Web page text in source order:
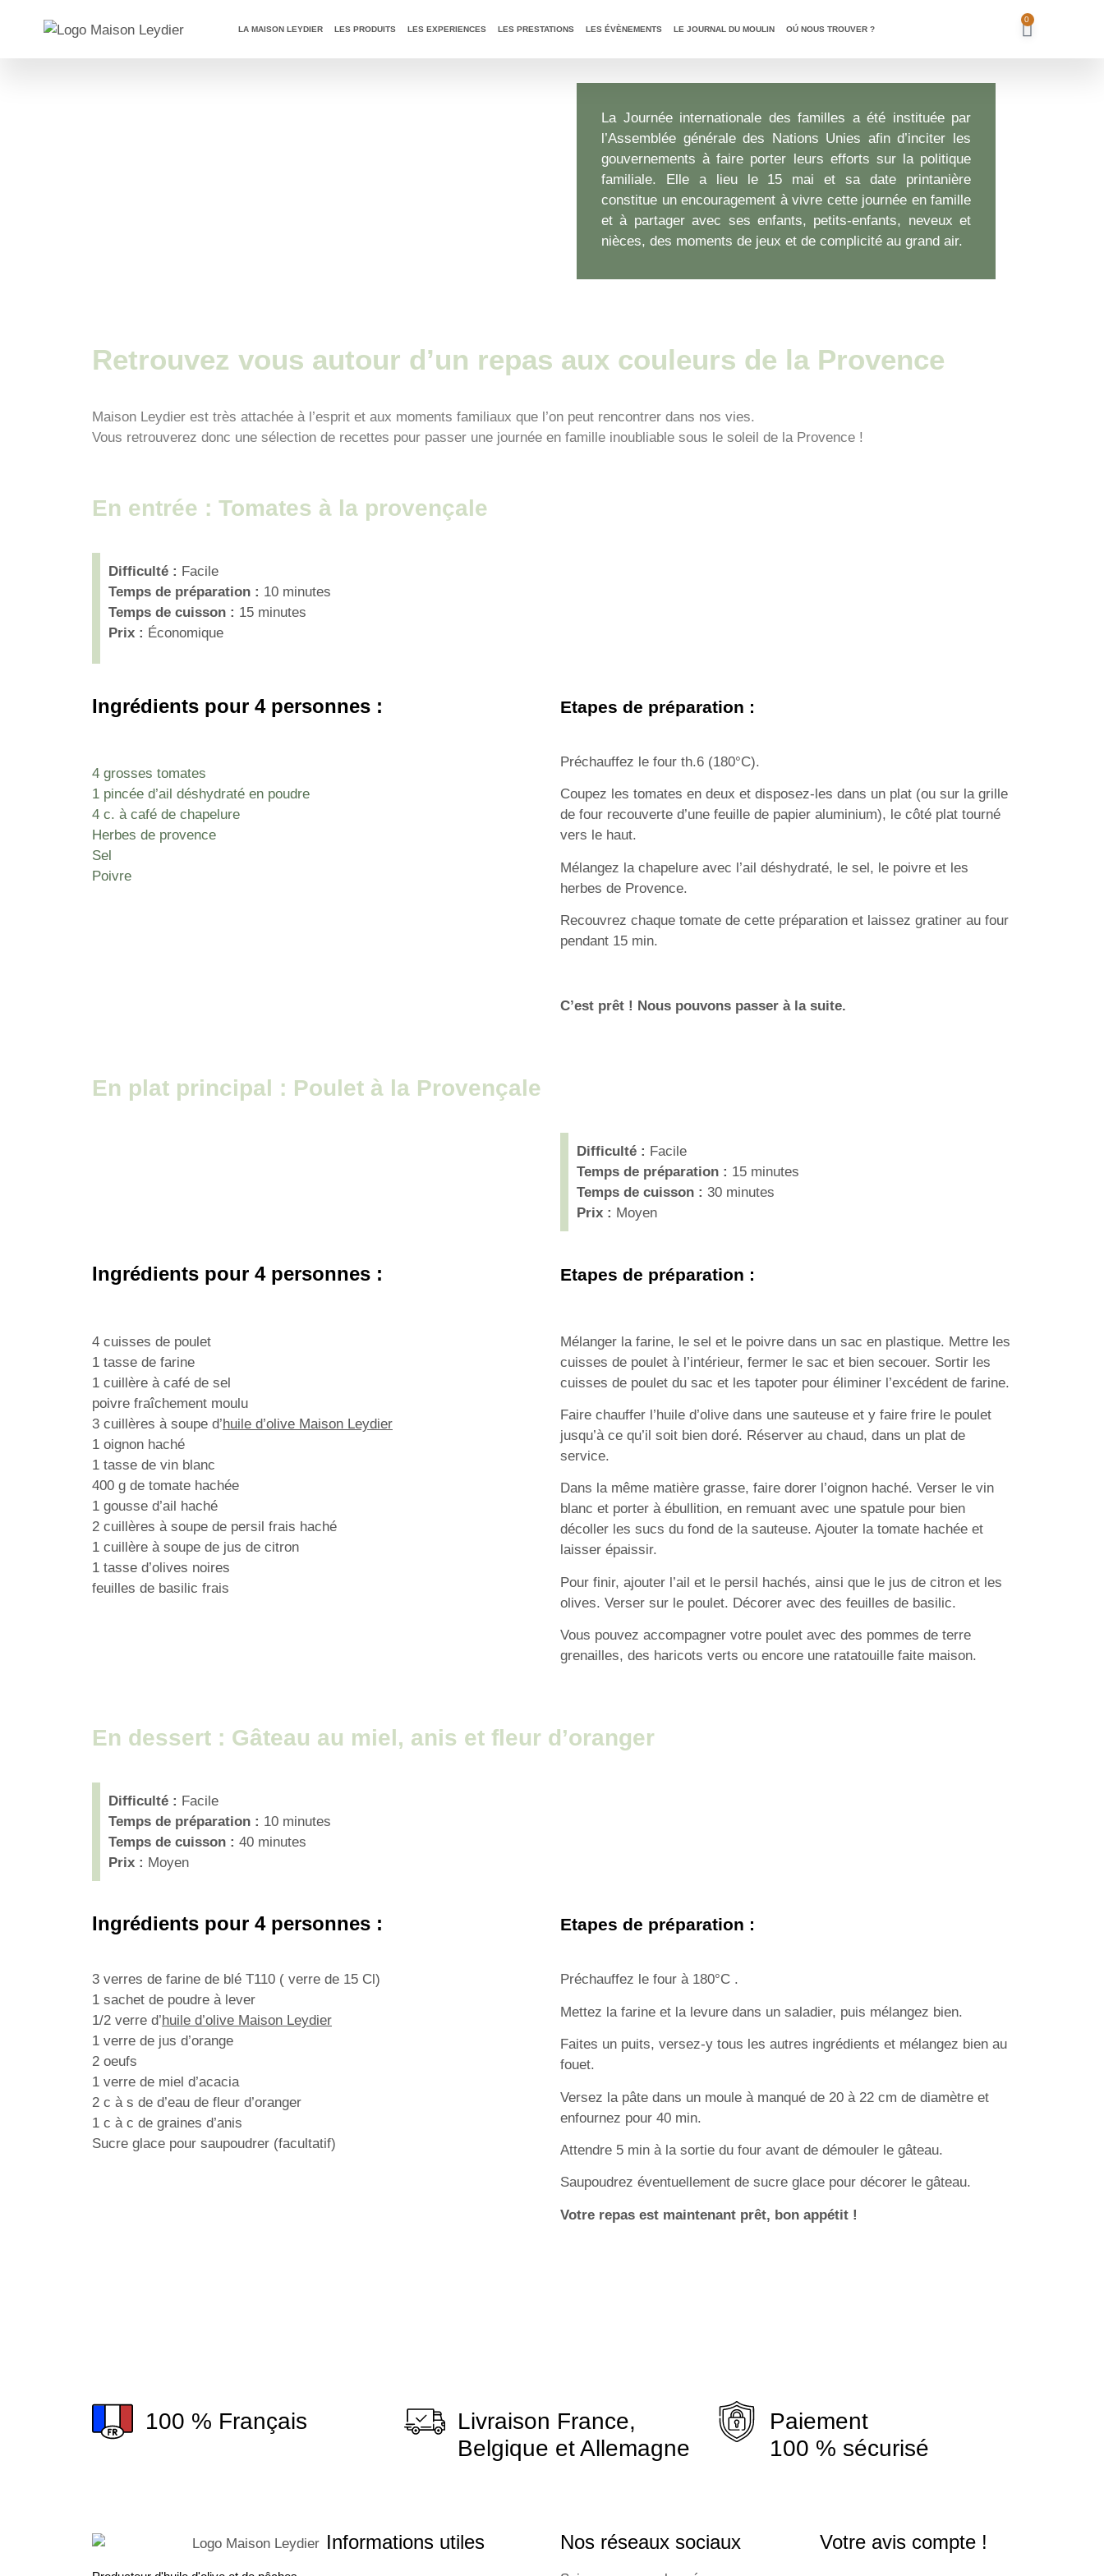
LA MAISON LEYDIER LES PRODUITS LES EXPERIENCES LES PRESTATIONS LES ÉVÈNEMENTS LE JOURNAL DU MOULIN OÚ NOUS TROUVER ?
0
La Journée internationale des familles a été instituée par
l’Assemblée générale des Nations Unies afin d’inciter les
gouvernements à faire porter leurs efforts sur la politique
familiale. Elle a lieu le 15 mai et sa date printanière
constitue un encouragement à vivre cette journée en famille
et à partager avec ses enfants, petits-enfants, neveux et
nièces, des moments de jeux et de complicité au grand air.
Retrouvez vous autour d’un repas aux couleurs de la Provence
Maison Leydier est très attachée à l’esprit et aux moments familiaux que l’on peut rencontrer dans nos vies.
Vous retrouverez donc une sélection de recettes pour passer une journée en famille inoubliable sous le soleil de la Provence !
En entrée : Tomates à la provençale
Difficulté : Facile
Temps de préparation : 10 minutes
Temps de cuisson : 15 minutes
Prix : Économique
Ingrédients pour 4 personnes :
4 grosses tomates
1 pincée d’ail déshydraté en poudre
4 c. à café de chapelure
Herbes de provence
Sel
Poivre
Etapes de préparation :
Préchauffez le four th.6 (180°C).
Coupez les tomates en deux et disposez-les dans un plat (ou sur la grille
de four recouverte d’une feuille de papier aluminium), le côté plat tourné
vers le haut.
Mélangez la chapelure avec l’ail déshydraté, le sel, le poivre et les
herbes de Provence.
Recouvrez chaque tomate de cette préparation et laissez gratiner au four
pendant 15 min.
C’est prêt ! Nous pouvons passer à la suite.
En plat principal : Poulet à la Provençale
Difficulté : Facile
Temps de préparation : 15 minutes
Temps de cuisson : 30 minutes
Prix : Moyen
Ingrédients pour 4 personnes :
4 cuisses de poulet
1 tasse de farine
1 cuillère à café de sel
poivre fraîchement moulu
3 cuillères à soupe d’huile d’olive Maison Leydier
1 oignon haché
1 tasse de vin blanc
400 g de tomate hachée
1 gousse d’ail haché
2 cuillères à soupe de persil frais haché
1 cuillère à soupe de jus de citron
1 tasse d’olives noires
feuilles de basilic frais
Etapes de préparation :
Mélanger la farine, le sel et le poivre dans un sac en plastique. Mettre les
cuisses de poulet à l’intérieur, fermer le sac et bien secouer. Sortir les
cuisses de poulet du sac et les tapoter pour éliminer l’excédent de farine.
Faire chauffer l’huile d’olive dans une sauteuse et y faire frire le poulet
jusqu’à ce qu’il soit bien doré. Réserver au chaud, dans un plat de
service.
Dans la même matière grasse, faire dorer l’oignon haché. Verser le vin
blanc et porter à ébullition, en remuant avec une spatule pour bien
décoller les sucs du fond de la sauteuse. Ajouter la tomate hachée et
laisser épaissir.
Pour finir, ajouter l’ail et le persil hachés, ainsi que le jus de citron et les
olives. Verser sur le poulet. Décorer avec des feuilles de basilic.
Vous pouvez accompagner votre poulet avec des pommes de terre
grenailles, des haricots verts ou encore une ratatouille faite maison.
En dessert : Gâteau au miel, anis et fleur d’oranger
Difficulté : Facile
Temps de préparation : 10 minutes
Temps de cuisson : 40 minutes
Prix : Moyen
Ingrédients pour 4 personnes :
3 verres de farine de blé T110 ( verre de 15 Cl)
1 sachet de poudre à lever
1/2 verre d’huile d’olive Maison Leydier
1 verre de jus d’orange
2 oeufs
1 verre de miel d’acacia
2 c à s de d’eau de fleur d’oranger
1 c à c de graines d’anis
Sucre glace pour saupoudrer (facultatif)
Etapes de préparation :
Préchauffez le four à 180°C .
Mettez la farine et la levure dans un saladier, puis mélangez bien.
Faites un puits, versez-y tous les autres ingrédients et mélangez bien au
fouet.
Versez la pâte dans un moule à manqué de 20 à 22 cm de diamètre et
enfournez pour 40 min.
Attendre 5 min à la sortie du four avant de démouler le gâteau.
Saupoudrez éventuellement de sucre glace pour décorer le gâteau.
Votre repas est maintenant prêt, bon appétit !
100 % Français
Livraison France,
Belgique et Allemagne
Paiement
100 % sécurisé
Informations utiles Nos réseaux sociaux Votre avis compte !
OFFRE DU MOMENT: -10 % sur notre huile d'olive intense (tous nos formats) Je commande